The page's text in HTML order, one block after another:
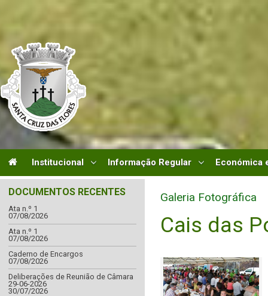
Institucional Informação Regular Económica
DOCUMENTOS RECENTES
Ata n.º 1
07/08/2026
Ata n.º 1
07/08/2026
Caderno de Encargos
07/08/2026
Deliberações de Reunião de Câmara
29-06-2026
30/07/2026
Galeria Fotográfica
Cais das